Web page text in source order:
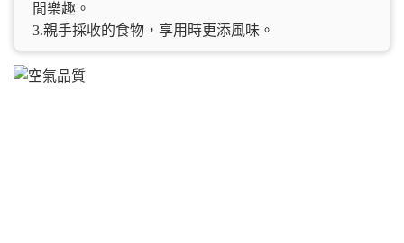
閒樂趣。
3.親手採收的食物，享用時更添風味。